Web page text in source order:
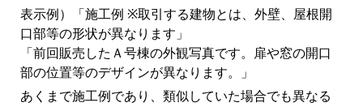
表示例）「施工例 ※取引する建物とは、外壁、屋根開
口部等の形状が異なります」
「前回販売したＡ号棟の外観写真です。扉や窓の開口
部の位置等のデザインが異なります。」
あくまで施工例であり、類似していた場合でも異なる